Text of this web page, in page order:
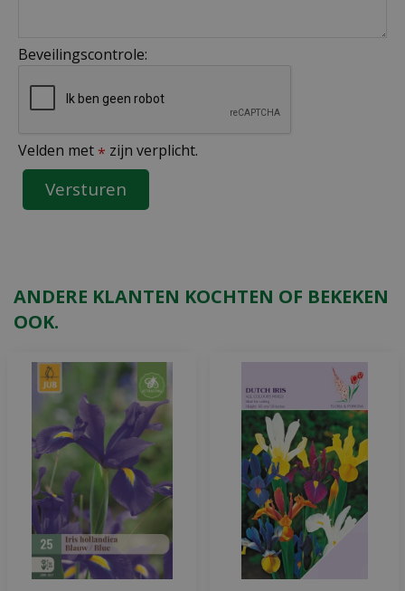
Beveilingscontrole:
Velden met * zijn verplicht.
ANDERE KLANTEN KOCHTEN OF BEKEKEN
OOK.